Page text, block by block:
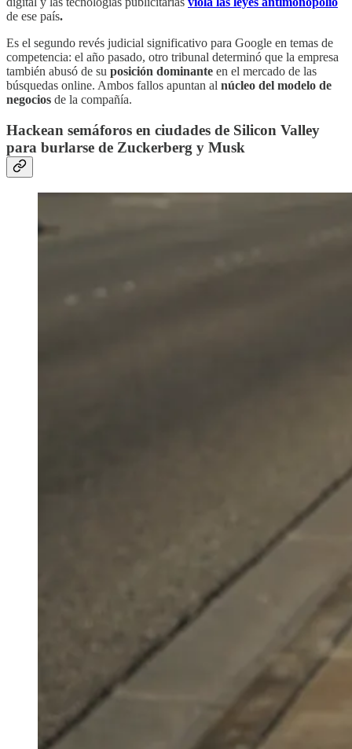
de ese país.
Es el segundo revés judicial significativo para Google en temas de
competencia: el año pasado, otro tribunal determinó que la empresa
también abusó de su posición dominante en el mercado de las
búsquedas online. Ambos fallos apuntan al núcleo del modelo de
negocios de la compañía.
Hackean semáforos en ciudades de Silicon Valley
para burlarse de Zuckerberg y Musk